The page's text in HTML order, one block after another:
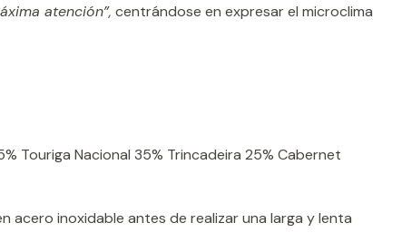
atención”, centrándose en expresar el microclima
Touriga Nacional 35% Trincadeira 25% Cabernet
acero inoxidable antes de realizar una larga y lenta